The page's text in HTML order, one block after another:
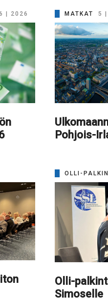
| 2026 MATKAT 5 |
Pohjois-
OLLI-
Olli-
Simoselle